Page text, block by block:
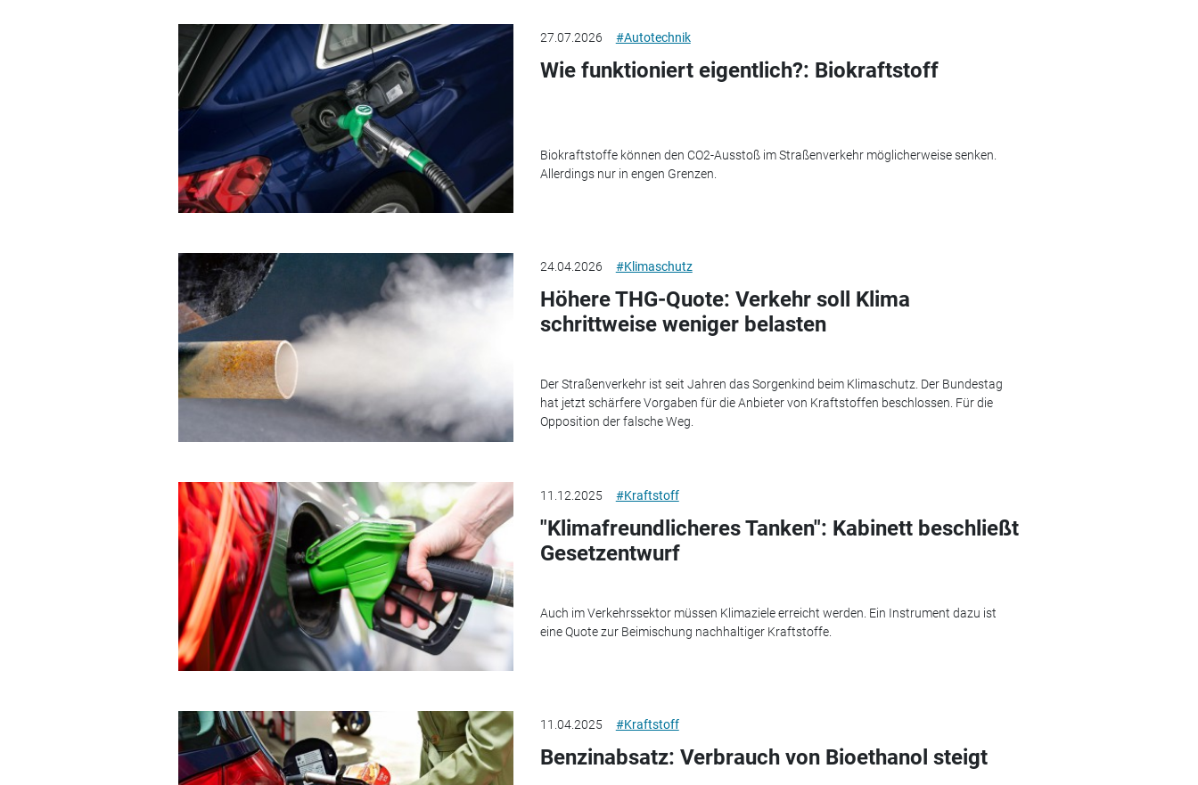
27.07.2026 #Autotechnik
Wie funktioniert eigentlich?: Biokraftstoff
Biokraftstoffe können den CO2-Ausstoß im Straßenverkehr möglicherweise senken.
Allerdings nur in engen Grenzen.
24.04.2026 #Klimaschutz
Höhere THG-Quote: Verkehr soll Klima
schrittweise weniger belasten
Der Straßenverkehr ist seit Jahren das Sorgenkind beim Klimaschutz. Der Bundestag
hat jetzt schärfere Vorgaben für die Anbieter von Kraftstoffen beschlossen. Für die
Opposition der falsche Weg.
11.12.2025 #Kraftstoff
"Klimafreundlicheres Tanken": Kabinett beschließt
Gesetzentwurf
Auch im Verkehrssektor müssen Klimaziele erreicht werden. Ein Instrument dazu ist
eine Quote zur Beimischung nachhaltiger Kraftstoffe.
11.04.2025 #Kraftstoff
Benzinabsatz: Verbrauch von Bioethanol steigt